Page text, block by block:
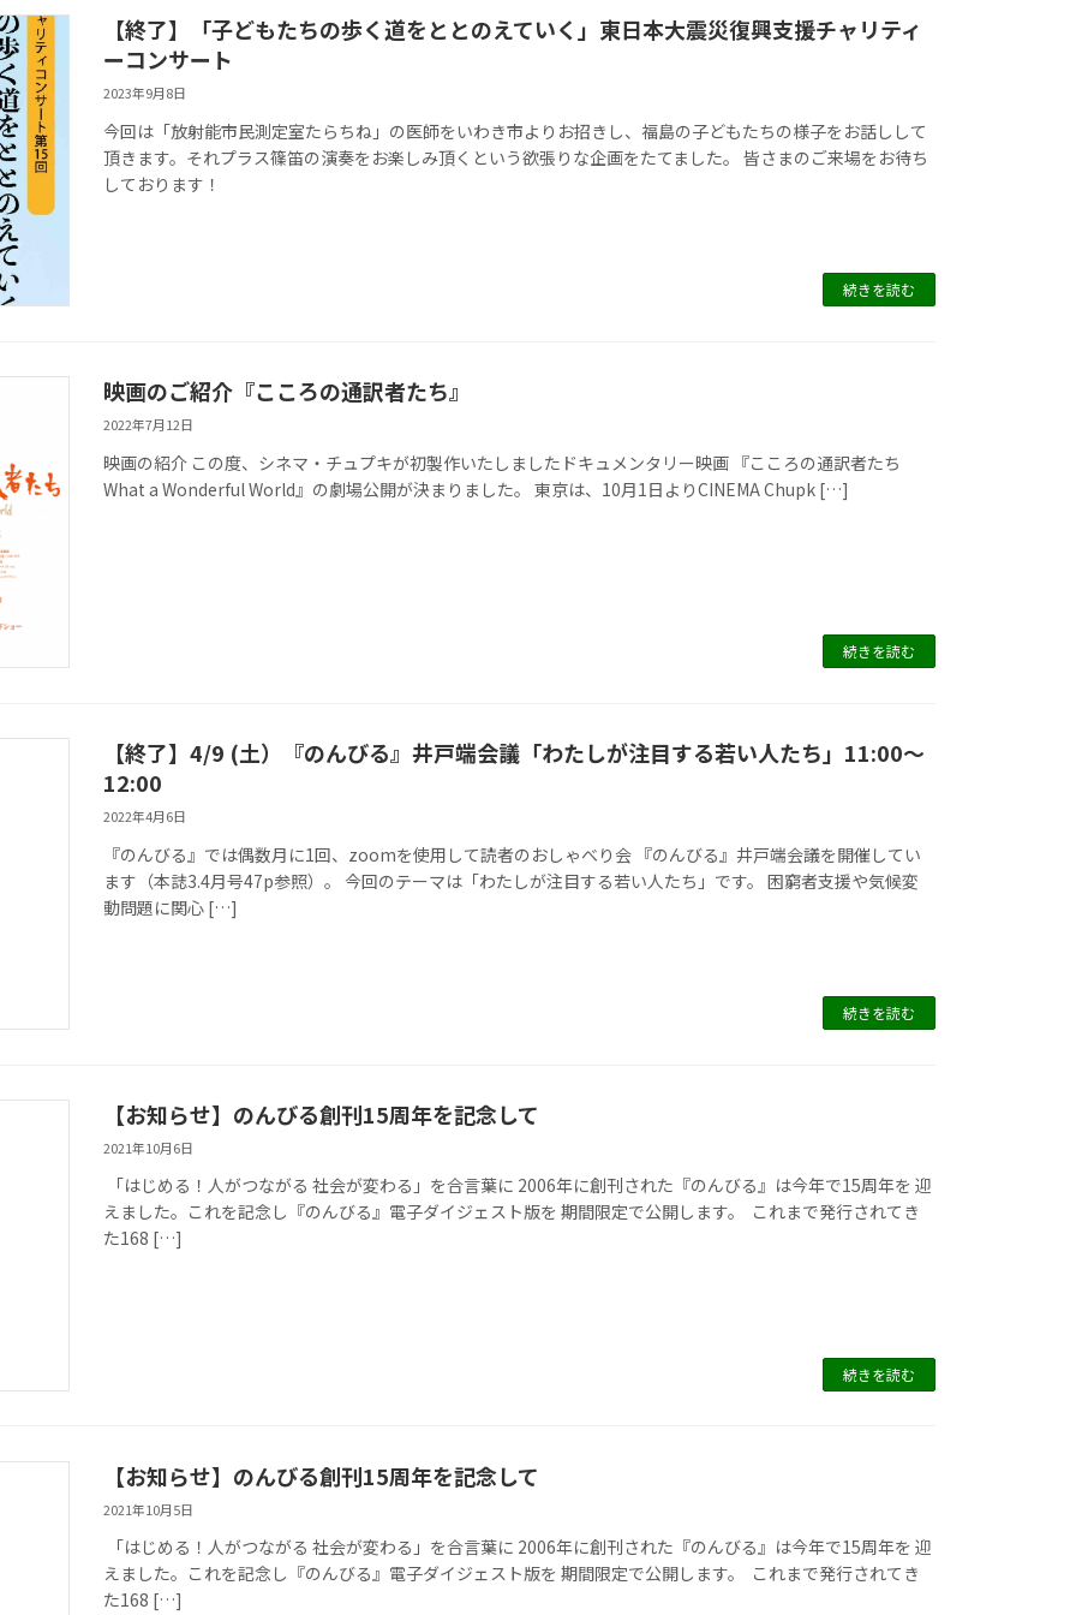
【終了】「子どもたちの歩く道をととのえていく」東日本大震災復興支援チャリティ
ーコンサート
2023年9月8日
今回は「放射能市民測定室たらちね」の医師をいわき市よりお招きし、福島の子どもたちの様子をお話しして
頂きます。それプラス篠笛の演奏をお楽しみ頂くという欲張りな企画をたてました。 皆さまのご来場をお待ち
しております！
続きを読む
映画のご紹介『こころの通訳者たち』
2022年7月12日
映画の紹介 この度、シネマ・チュプキが初製作いたしましたドキュメンタリー映画 『こころの通訳者たち
What a Wonderful World』の劇場公開が決まりました。 東京は、10月1日よりCINEMA Chupk […]
続きを読む
【終了】4/9 (土）『のんびる』井戸端会議「わたしが注目する若い人たち」11:00～
12:00
2022年4月6日
『のんびる』では偶数月に1回、zoomを使用して読者のおしゃべり会 『のんびる』井戸端会議を開催してい
ます（本誌3.4月号47p参照）。 今回のテーマは「わたしが注目する若い人たち」です。 困窮者支援や気候変
動問題に関心 […]
続きを読む
【お知らせ】のんびる創刊15周年を記念して
2021年10月6日
「はじめる！人がつながる 社会が変わる」を合言葉に 2006年に創刊された『のんびる』は今年で15周年を 迎
えました。これを記念し『のんびる』電子ダイジェスト版を 期間限定で公開します。 これまで発行されてき
た168 […]
続きを読む
【お知らせ】のんびる創刊15周年を記念して
2021年10月5日
「はじめる！人がつながる 社会が変わる」を合言葉に 2006年に創刊された『のんびる』は今年で15周年を 迎
えました。これを記念し『のんびる』電子ダイジェスト版を 期間限定で公開します。 これまで発行されてき
た168 […]